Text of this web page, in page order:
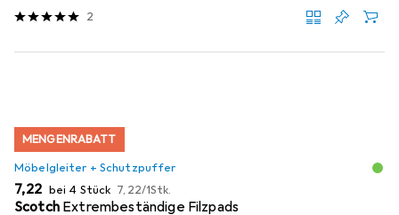
2
MENGENRABATT
Möbelgleiter + Schutzpuffer
EUR
7,22 bei 4 Stück EUR
7,22/1Stk.
Scotch Extrembeständige Filzpads